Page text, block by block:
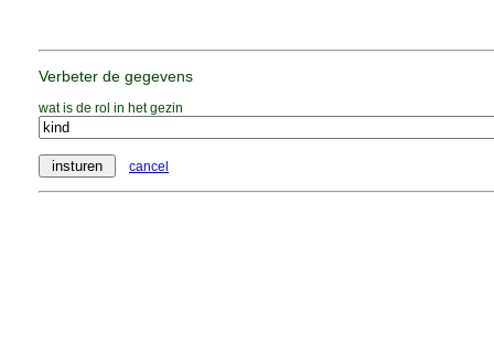
Verbeter de gegevens
wat is de rol in het gezin
cancel